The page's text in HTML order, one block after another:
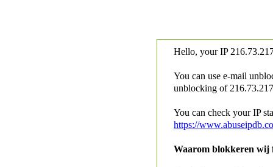
Hello, your IP
You can use e-mail
unblocking of
You can check your IP
https://
Waarom blokkeren wij